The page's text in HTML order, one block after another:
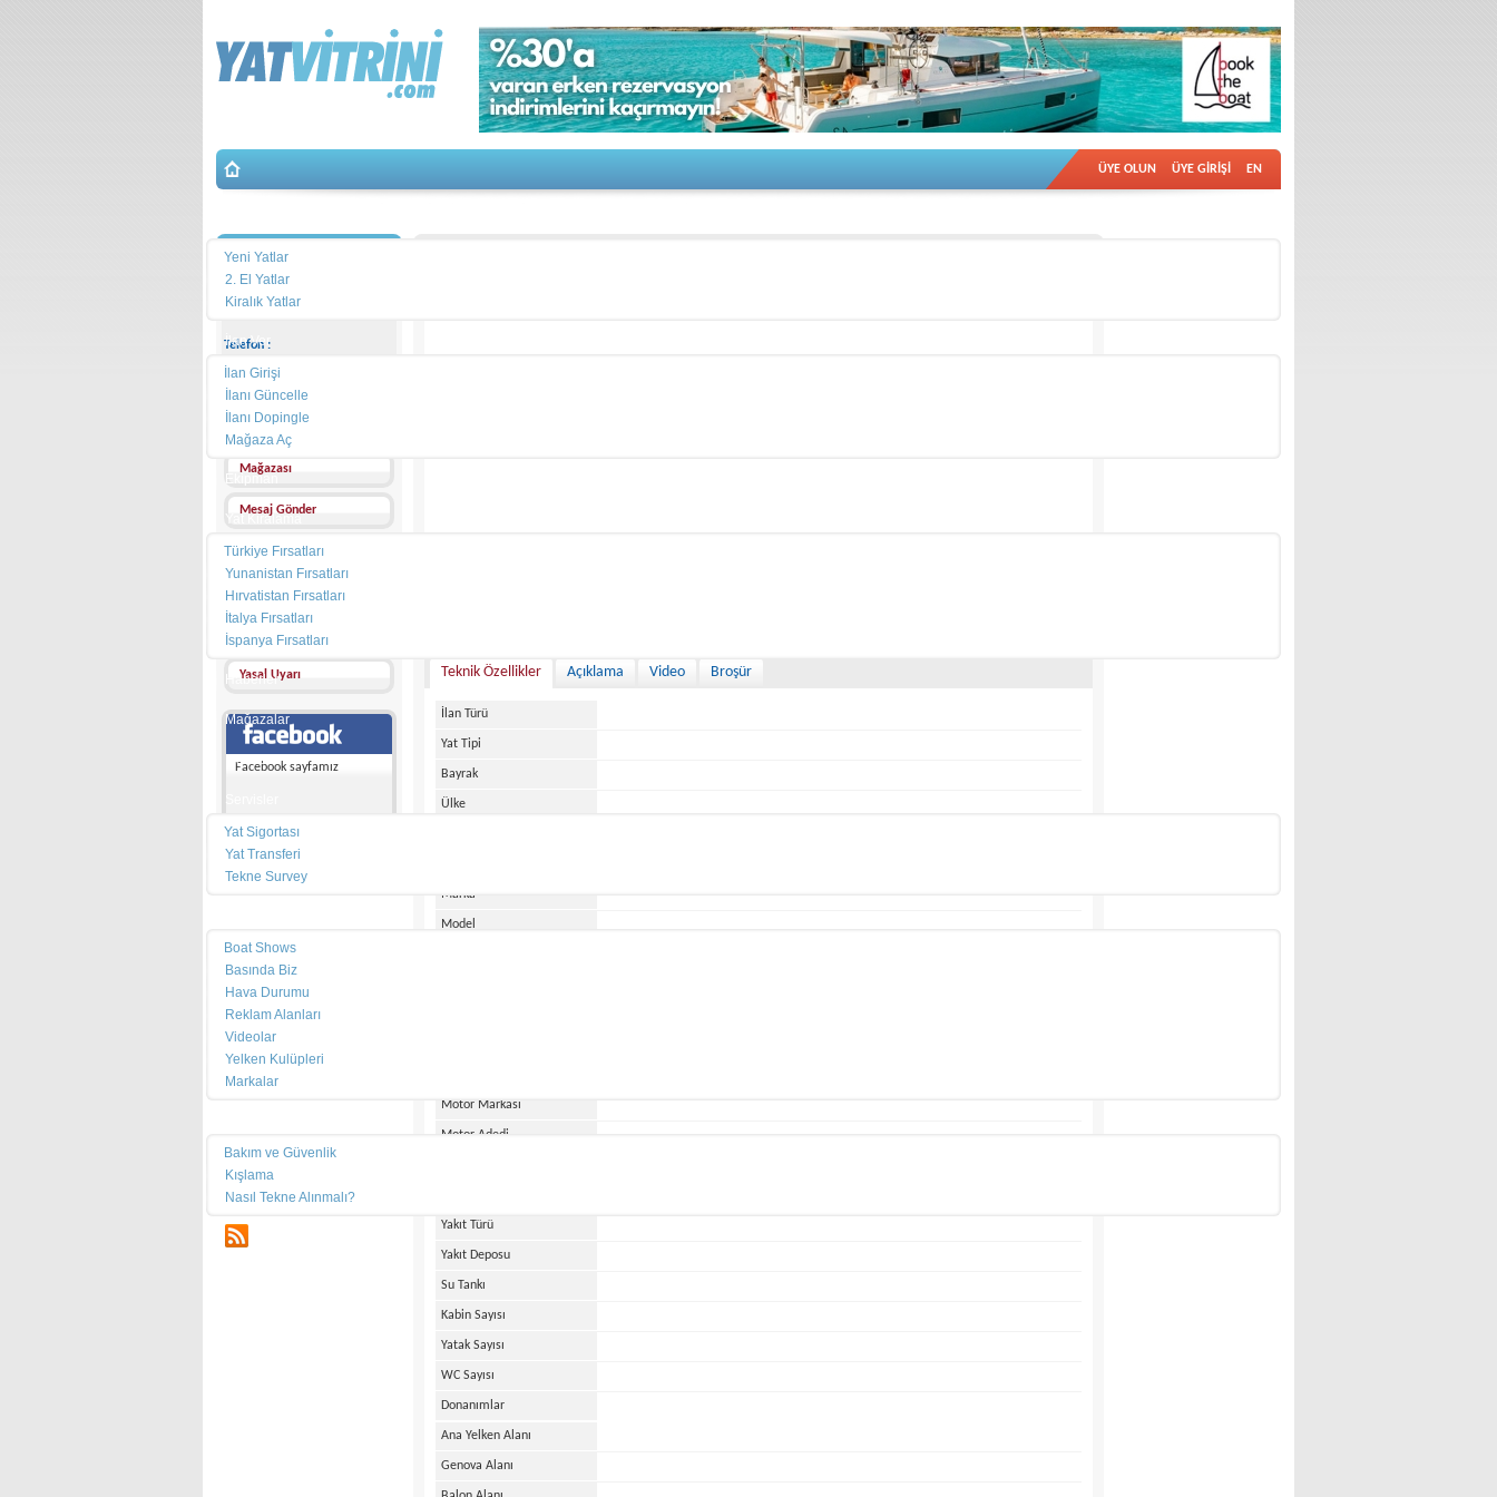
ÜYE OLUN ÜYE GİRİŞİ EN
Yeni Yatlar
2. El Yatlar
Kiralık Yatlar
İlan Ver
İlan Girişi
İlanı Güncelle
İlanı Dopingle
Mağaza Aç
Ekipman
Yat Kiralama
Türkiye Fırsatları
Yunanistan Fırsatları
Hırvatistan Fırsatları
İtalya Fırsatları
İspanya Fırsatları
Haberler
Mağazalar
Marinalar
Yat Sigortası
Yat Transferi
Tekne Survey
Boat Shows
Basında Biz
Hava Durumu
Reklam Alanları
Videolar
Yelken Kulüpleri
Markalar
Bakım ve Güvenlik
Kışlama
Nasıl Tekne Alınmalı?
İletişim
Telefon :
Cep
Telefonu :
Adres :
Mağazası
Mesaj Gönder
Diğer İlanları
Favorilerime ekle
Arkadaşıma gönder
Yasal Uyarı
Facebook sayfamız
Teknik Özellikler Açıklama Video Broşür
İlan Türü
Yat Tipi
Bayrak
Ülke
Marka
Model
Motor Markası
Motor Adedi
Yakıt Türü
Yakıt Deposu
Su Tankı
Kabin Sayısı
Yatak Sayısı
WC Sayısı
Donanımlar
Ana Yelken Alanı
Genova Alanı